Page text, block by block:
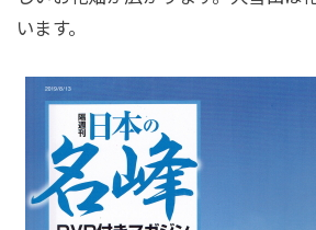
います。